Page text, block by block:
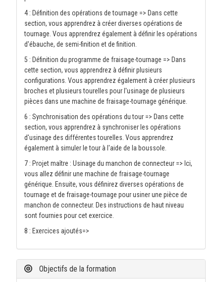
4 : Définition des opérations de tournage => Dans cette
section, vous apprendrez à créer diverses opérations de
tournage. Vous apprendrez également à définir les opérations
d'ébauche, de semi-finition et de finition.
5 : Définition du programme de fraisage-tournage => Dans
cette section, vous apprendrez à définir plusieurs
configurations. Vous apprendrez également à créer plusieurs
broches et plusieurs tourelles pour l'usinage de plusieurs
pièces dans une machine de fraisage-tournage générique.
6 : Synchronisation des opérations du tour => Dans cette
section, vous apprendrez à synchroniser les opérations
d'usinage des différentes tourelles. Vous apprendrez
également à simuler le tour à l'aide de la boussole.
7 : Projet maître : Usinage du manchon de connecteur => Ici,
vous allez définir une machine de fraisage-tournage
générique. Ensuite, vous définirez diverses opérations de
tournage et de fraisage-tournage pour usiner une pièce de
manchon de connecteur. Des instructions de haut niveau
sont fournies pour cet exercice.
8 : Exercices ajoutés=>
Objectifs de la formation